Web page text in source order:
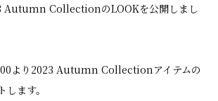
ONLINE STORE
Autumn CollectionのLOOKを公開しまし
より2023 Autumn Collectionアイテムの
ます。